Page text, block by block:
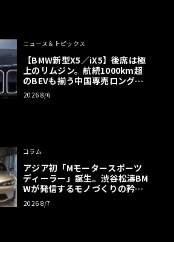
ニュース＆トピックス
【BMW新型X5／iX5】後席は極
上のリムジン。航続1000km超
のBEVも揃う中国専売ロング仕
様の全貌
2026 8/6
コラム
アジア初「Mモータースポーツ
ディーラー」誕生。渋谷松濤BM
Wが発信するモノづくりの矜持
【木下隆之コラム】
2026 8/7